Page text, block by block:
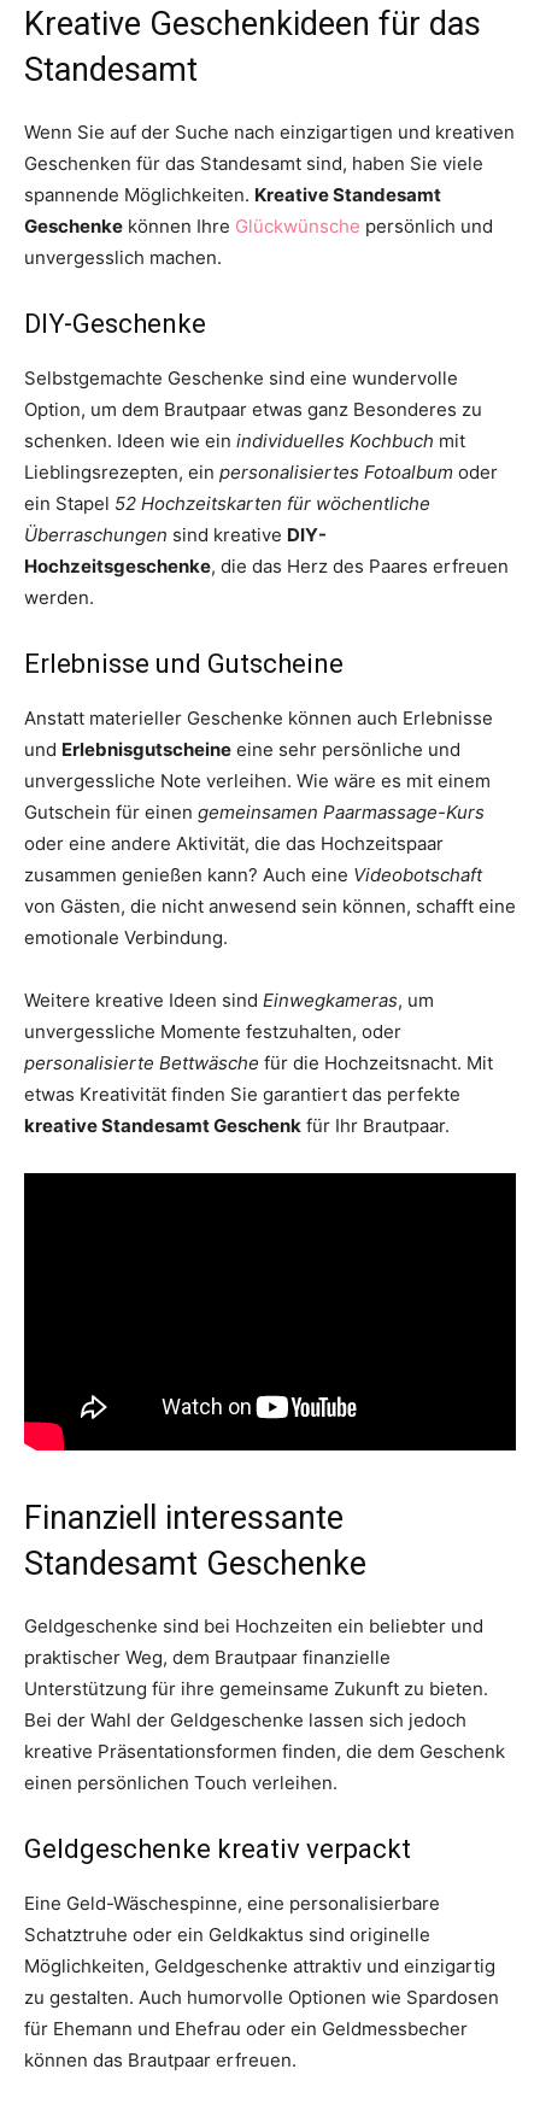
Kreative Geschenkideen für das
Standesamt
Wenn Sie auf der Suche nach einzigartigen und kreativen
Geschenken für das Standesamt sind, haben Sie viele
spannende Möglichkeiten. Kreative Standesamt
Geschenke können Ihre Glückwünsche persönlich und
unvergesslich machen.
DIY-Geschenke
Selbstgemachte Geschenke sind eine wundervolle
Option, um dem Brautpaar etwas ganz Besonderes zu
schenken. Ideen wie ein individuelles Kochbuch mit
Lieblingsrezepten, ein personalisiertes Fotoalbum oder
ein Stapel 52 Hochzeitskarten für wöchentliche
Überraschungen sind kreative DIY-
Hochzeitsgeschenke, die das Herz des Paares erfreuen
werden.
Erlebnisse und Gutscheine
Anstatt materieller Geschenke können auch Erlebnisse
und Erlebnisgutscheine eine sehr persönliche und
unvergessliche Note verleihen. Wie wäre es mit einem
Gutschein für einen gemeinsamen Paarmassage-Kurs
oder eine andere Aktivität, die das Hochzeitspaar
zusammen genießen kann? Auch eine Videobotschaft
von Gästen, die nicht anwesend sein können, schafft eine
emotionale Verbindung.
Weitere kreative Ideen sind Einwegkameras, um
unvergessliche Momente festzuhalten, oder
personalisierte Bettwäsche für die Hochzeitsnacht. Mit
etwas Kreativität finden Sie garantiert das perfekte
kreative Standesamt Geschenk für Ihr Brautpaar.
Finanziell interessante
Standesamt Geschenke
Geldgeschenke sind bei Hochzeiten ein beliebter und
praktischer Weg, dem Brautpaar finanzielle
Unterstützung für ihre gemeinsame Zukunft zu bieten.
Bei der Wahl der Geldgeschenke lassen sich jedoch
kreative Präsentationsformen finden, die dem Geschenk
einen persönlichen Touch verleihen.
Geldgeschenke kreativ verpackt
Eine Geld-Wäschespinne, eine personalisierbare
Schatztruhe oder ein Geldkaktus sind originelle
Möglichkeiten, Geldgeschenke attraktiv und einzigartig
zu gestalten. Auch humorvolle Optionen wie Spardosen
für Ehemann und Ehefrau oder ein Geldmessbecher
können das Brautpaar erfreuen.